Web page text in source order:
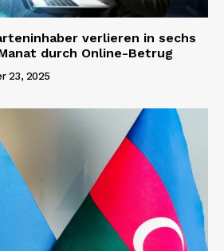
verlieren in sechs
durch Online-Betrug
23, 2025